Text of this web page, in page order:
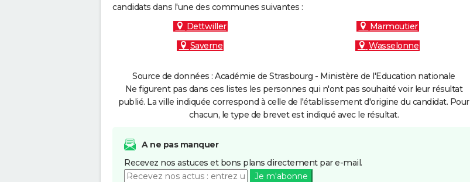
candidats dans l'une des communes suivantes :
Dettwiller
Marmoutier
Saverne
Wasselonne
Source de données : Académie de Strasbourg - Ministère de l'Education nationale
Ne figurent pas dans ces listes les personnes qui n'ont pas souhaité voir leur résultat
publié. La ville indiquée correspond à celle de l'établissement d'origine du candidat. Pour
chacun, le type de brevet est indiqué avec le résultat.
A ne pas manquer
Recevez nos astuces et bons plans directement par e-mail.
Je m'abonne